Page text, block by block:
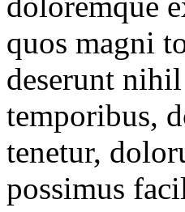
quos magni
deserunt
temporibus,
tenetur,
possimus